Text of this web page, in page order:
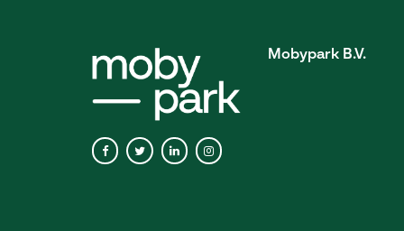
Mobypark B.V.